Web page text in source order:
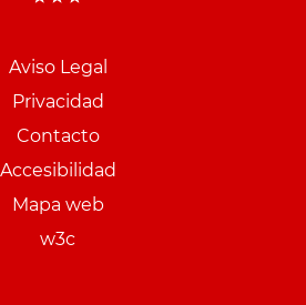
Aviso Legal
Privacidad
Contacto
Accesibilidad
Mapa web
w3c